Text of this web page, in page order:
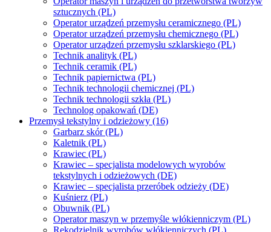
sztucznych (PL)
Operator urządzeń przemysłu ceramicznego (PL)
Operator urządzeń przemysłu chemicznego (PL)
Operator urządzeń przemysłu szklarskiego (PL)
Technik analityk (PL)
Technik ceramik (PL)
Technik papiernictwa (PL)
Technik technologii chemicznej (PL)
Technik technologii szkła (PL)
Technolog opakowań (DE)
Przemysł tekstylny i odzieżowy (16)
Garbarz skór (PL)
Kaletnik (PL)
Krawiec (PL)
Krawiec – specjalista modelowych wyrobów
tekstylnych i odzieżowych (DE)
Krawiec – specjalista przeróbek odzieży (DE)
Kuśnierz (PL)
Obuwnik (PL)
Operator maszyn w przemyśle włókienniczym (PL)
Rękodzielnik wyrobów włókienniczych (PL)